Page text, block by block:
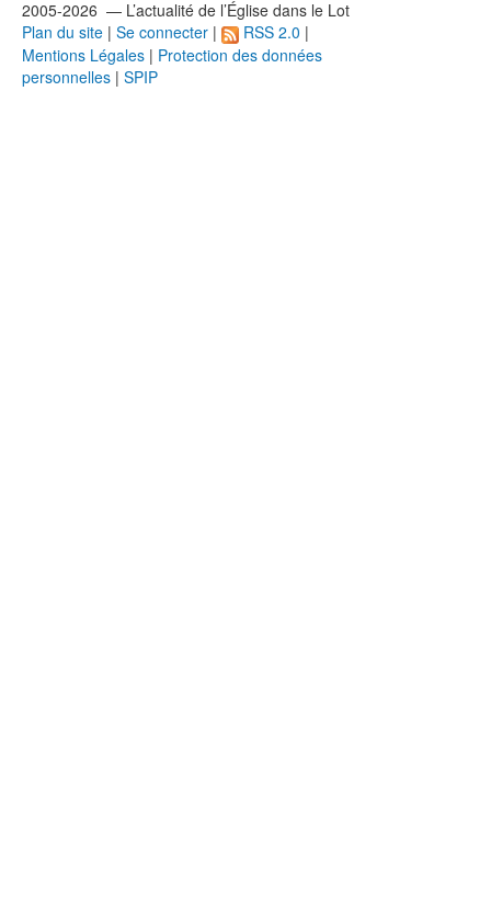
2005-2026 — L’actualité de l’Église dans le Lot
Plan du site | Se connecter | RSS 2.0 |
Mentions Légales | Protection des données
personnelles | SPIP